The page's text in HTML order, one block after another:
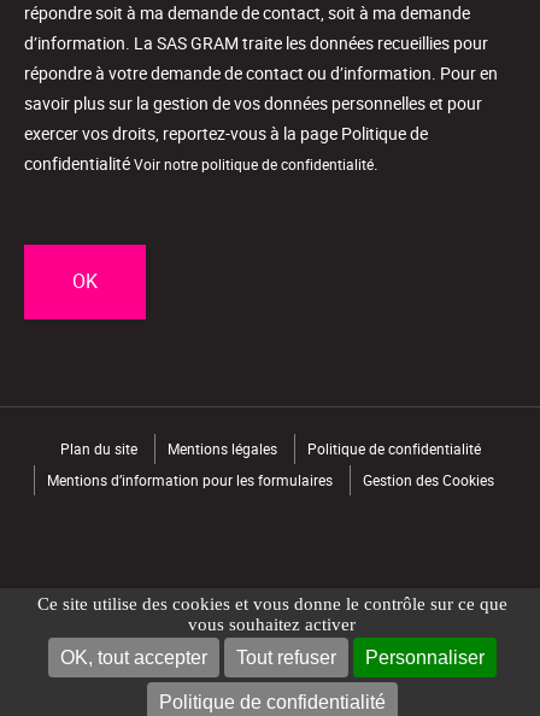
Ce site utilise des cookies et vous donne le contrôle sur ce que
vous souhaitez activer
OK, tout accepter Tout refuser Personnaliser
Politique de confidentialité
NOUS CONTACTER TROUVER UN MAGASIN
répondre soit à ma demande de contact, soit à ma demande
d’information. La SAS GRAM traite les données recueillies pour
répondre à votre demande de contact ou d’information. Pour en
savoir plus sur la gestion de vos données personnelles et pour
exercer vos droits, reportez-vous à la page Politique de
confidentialitéVoir notre politique de confidentialité.
Plan du site Mentions légales
Politique de confidentialité
Mentions d’information pour les formulaires
Gestion des Cookies